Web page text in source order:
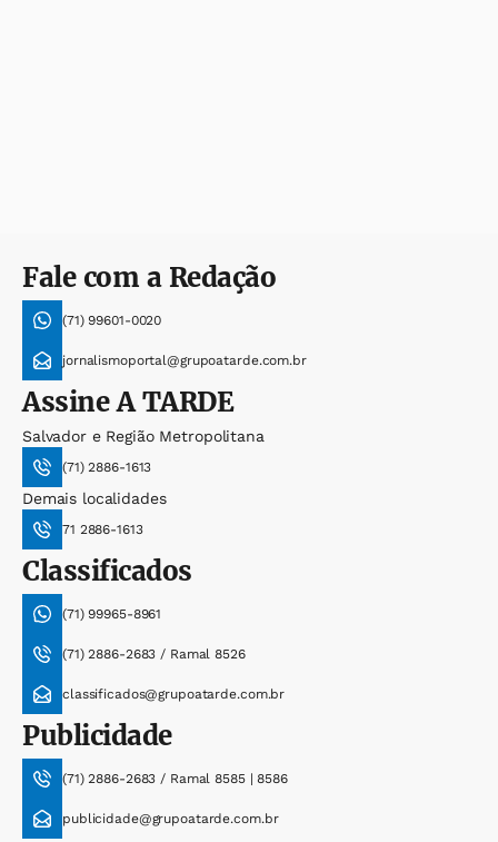
Fale com a Redação
(71) 99601-0020
jornalismoportal@grupoatarde.com.br
AssineA TARDE
Salvador e Região Metropolitana
(71) 2886-1613
Demais localidades
71 2886-1613
Classificados
(71) 99965-8961
(71) 2886-2683 / Ramal 8526
classificados@grupoatarde.com.br
Publicidade
(71) 2886-2683 / Ramal 8585 | 8586
publicidade@grupoatarde.com.br